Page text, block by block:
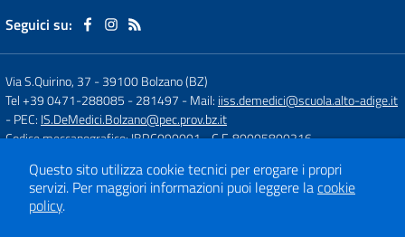
Seguici su:
Via S.Quirino, 37 -39100 Bolzano (BZ)
Tel +39 0471-288085 - 281497 - Mail: iiss.demedici@scuola.alto-adige.it
- PEC: IS.DeMedici.Bolzano@pec.prov.bz.it
Codice meccanografico: IBRC090001- C.F. 80005800216
Concept & Design by
Designers Italia
Questo sito utilizza cookie tecnici per erogare i propri
servizi. Per maggiori informazioni puoi leggere lacookie
policy.